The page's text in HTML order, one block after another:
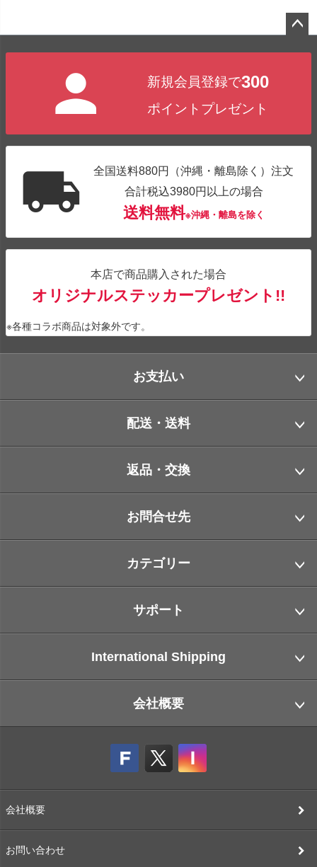
新規会員登録で300
ポイントプレゼント
全国送料880円（沖縄・離島除く）注文
合計税込3980円以上の場合
送料無料※沖縄・離島を除く
本店で商品購入された場合
オリジナルステッカープレゼント!!
※各種コラボ商品は対象外です。
お支払い
配送・送料
返品・交換
お問合せ先
カテゴリー
サポート
International Shipping
会社概要
会社概要
お問い合わせ